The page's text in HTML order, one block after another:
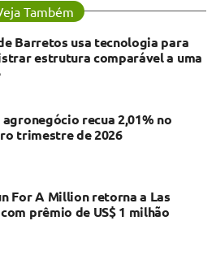
Também
Barretos usa tecnologia para
estrutura comparável a uma
agronegócio recua 2,01% no
trimestre de 2026
For A Million retorna a Las
prêmio de US$ 1 milhão